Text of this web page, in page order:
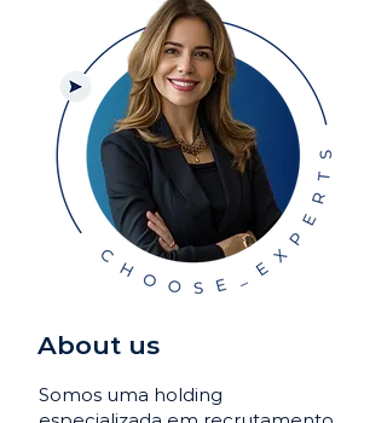
About us
Somos uma holding